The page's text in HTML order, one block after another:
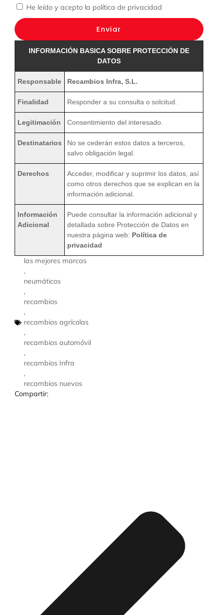
He leído y acepto la política de privacidad
Enviar
INFORMACIÓN BASICA SOBRE PROTECCIÓN DE
DATOS
Responsable Recambios Infra, S.L.
Finalidad Responder a su consulta o solcitud.
Legitimación Consentimiento del interesado.
Destinatarios
No se cederán estos datos a terceros,
salvo obligación legal.
Derechos
Acceder, modificar y suprimir los datos, así
como otros derechos que se explican en la
información adicional.
Información
Adicional
Puede consultar la información adicional y
detallada sobre Protección de Datos en
nuestra página web: Política de
privacidad
las mejores marcas
,
neumáticos
,
recambios
,
recambios agrícolas
,
recambios automóvil
,
recambios Infra
,
recambios nuevos
Compartir: